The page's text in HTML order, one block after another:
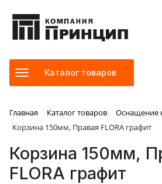
Каталог товаров
Главная Каталог товаров
Оснащение
Корзина 150мм, Правая FLORA графит
Корзина 150мм,
FLORA графит